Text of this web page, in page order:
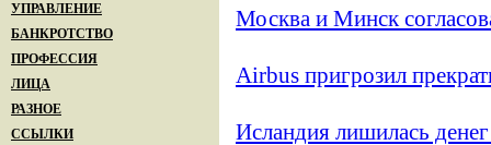
УПРАВЛЕНИЕ
БАНКРОТСТВО
ПРОФЕССИЯ
ЛИЦА
РАЗНОЕ
ССЫЛКИ
Москва и Минск
Airbus пригрозил
Исландия лишилась